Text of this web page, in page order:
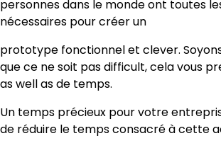
personnes dans le monde ont toutes
nécessaires pour créer un
prototype fonctionnel et clever.
que ce ne soit pas difficult, cela vous
as well as de temps.
Un temps précieux pour votre
de réduire le temps consacré à cette